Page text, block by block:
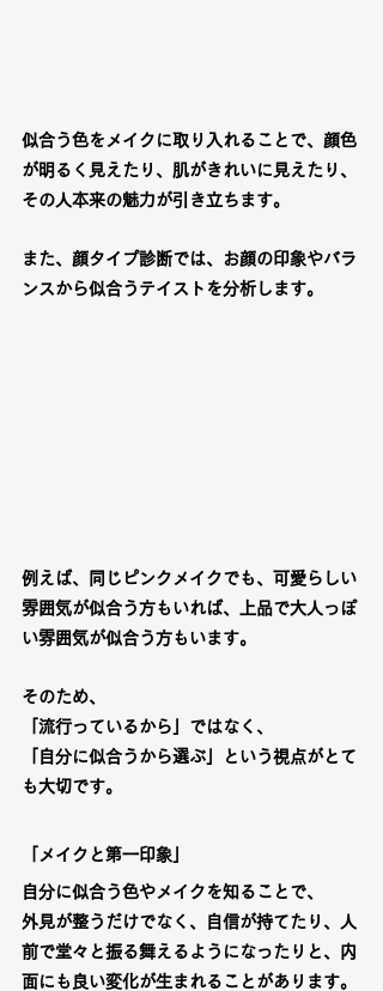
似合う色をメイクに取り入れることで、顔色
が明るく見えたり、肌がきれいに見えたり、
その人本来の魅力が引き立ちます。
また、顔タイプ診断では、お顔の印象やバラ
ンスから似合うテイストを分析します。
例えば、同じピンクメイクでも、可愛らしい
雰囲気が似合う方もいれば、上品で大人っぽ
い雰囲気が似合う方もいます。
そのため、
「流行っているから」ではなく、
「自分に似合うから選ぶ」という視点がとて
も大切です。
「メイクと第一印象」
自分に似合う色やメイクを知ることで、
外見が整うだけでなく、自信が持てたり、人
前で堂々と振る舞えるようになったりと、内
面にも良い変化が生まれることがあります。